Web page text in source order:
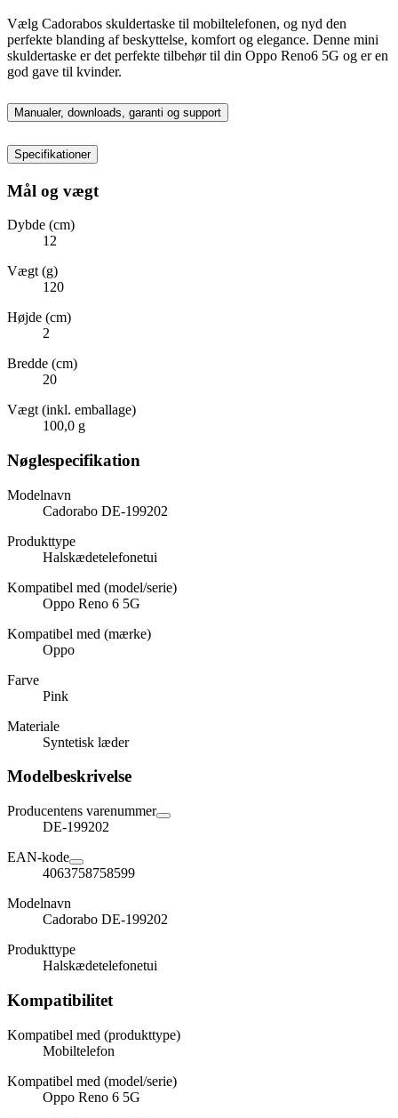
Vælg Cadorabos skuldertaske til mobiltelefonen, og nyd den
perfekte blanding af beskyttelse, komfort og elegance. Denne mini
skuldertaske er det perfekte tilbehør til din Oppo Reno6 5G og er en
god gave til kvinder.
Manualer, downloads, garanti og support
Specifikationer
Mål og vægt
Dybde (cm)
12
Vægt (g)
120
Højde (cm)
2
Bredde (cm)
20
Vægt (inkl. emballage)
100,0 g
Nøglespecifikation
Modelnavn
Cadorabo DE-199202
Produkttype
Halskædetelefonetui
Kompatibel med (model/serie)
Oppo Reno 6 5G
Kompatibel med (mærke)
Oppo
Farve
Pink
Materiale
Syntetisk læder
Modelbeskrivelse
Producentens varenummer
DE-199202
EAN-kode
4063758758599
Modelnavn
Cadorabo DE-199202
Produkttype
Halskædetelefonetui
Kompatibilitet
Kompatibel med (produkttype)
Mobiltelefon
Kompatibel med (model/serie)
Oppo Reno 6 5G